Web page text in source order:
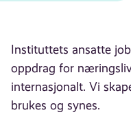
Instituttets ansatte
oppdrag for
internasjonalt. Vi
brukes og synes.